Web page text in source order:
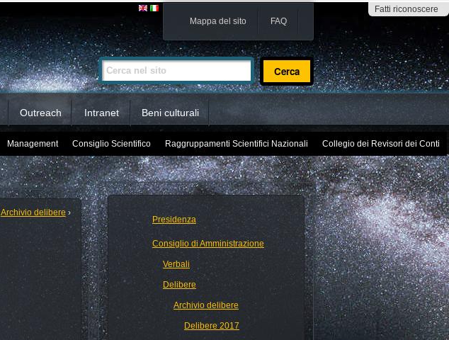
Fatti riconoscere
Mappa del sito FAQ
Cerca nel sito
Ricerca
avanzata…
Outreach Intranet Beni culturali
Management Consiglio Scientifico Raggruppamenti Scientifici Nazionali Collegio dei Revisori dei Conti
Archivio delibere ›
Presidenza
Consiglio di Amministrazione
Verbali
Delibere
Archivio delibere
Delibere 2017